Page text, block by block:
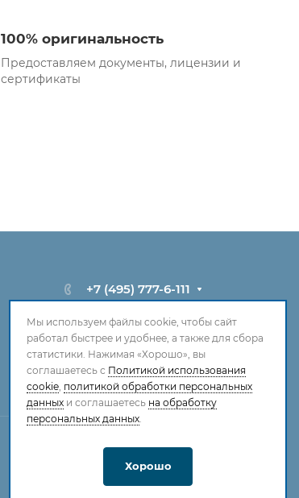
100% оригинальность
Предоставляем документы, лицензии и
сертификаты
+7 (495) 777-6-111
info@weiss-chemie.ru
г. Реутов, ул. Транспортная, д. 11
Мы используем файлы cookie, чтобы сайт
работал быстрее и удобнее, а также для сбора
статистики. Нажимая «Хорошо», вы
соглашаетесь с Политикой использования
cookie, политикой обработки персональных
данных и соглашаетесь на обработку
персональных данных.
Хорошо